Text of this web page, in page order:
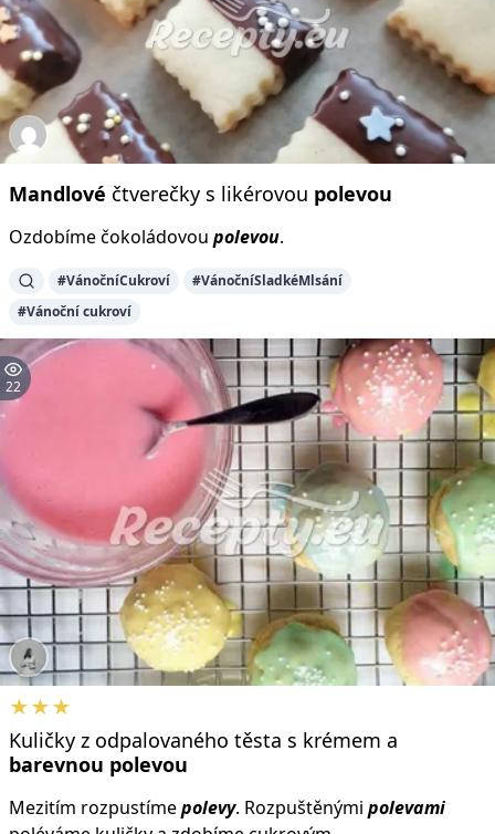
Mandlové čtverečky s likérovou polevou
Ozdobíme čokoládovou polevou.
#VánočníCukroví
#VánočníSladkéMlsání
#Vánoční cukroví
22
★★★
Kuličky z odpalovaného těsta s krémem a
barevnou polevou
Mezitím rozpustímepolevy. Rozpuštěnými polevami